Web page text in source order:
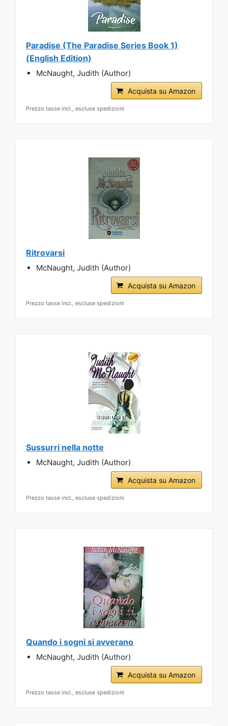
Paradise (The Paradise Series Book 1)
(English Edition)
McNaught, Judith (Author)
Acquista su Amazon
Prezzo tasse incl., escluse spedizioni
Ritrovarsi
McNaught, Judith (Author)
Acquista su Amazon
Prezzo tasse incl., escluse spedizioni
Sussurri nella notte
McNaught, Judith (Author)
Acquista su Amazon
Prezzo tasse incl., escluse spedizioni
Quando i sogni si avverano
McNaught, Judith (Author)
Acquista su Amazon
Prezzo tasse incl., escluse spedizioni